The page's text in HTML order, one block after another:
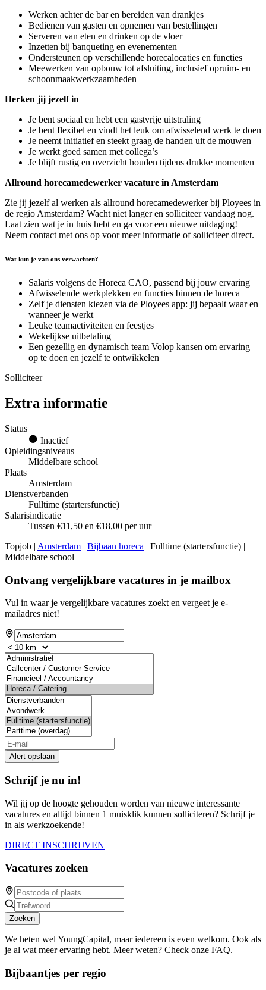
Werken achter de bar en bereiden van drankjes
Bedienen van gasten en opnemen van bestellingen
Serveren van eten en drinken op de vloer
Inzetten bij banqueting en evenementen
Ondersteunen op verschillende horecalocaties en functies
Meewerken van opbouw tot afsluiting, inclusief opruim- en
schoonmaakwerkzaamheden
Herken jij jezelf in
Je bent sociaal en hebt een gastvrije uitstraling
Je bent flexibel en vindt het leuk om afwisselend werk te doen
Je neemt initiatief en steekt graag de handen uit de mouwen
Je werkt goed samen met collega’s
Je blijft rustig en overzicht houden tijdens drukke momenten
Allround horecamedewerker vacature in Amsterdam
Zie jij jezelf al werken als allround horecamedewerker bij Ployees in
de regio Amsterdam? Wacht niet langer en solliciteer vandaag nog.
Laat zien wat je in huis hebt en ga voor een nieuwe uitdaging!
Neem contact met ons op voor meer informatie of solliciteer direct.
Wat kun je van ons verwachten?
Salaris volgens de Horeca CAO, passend bij jouw ervaring
Afwisselende werkplekken en functies binnen de horeca
Zelf je diensten kiezen via de Ployees app: jij bepaalt waar en
wanneer je werkt
Leuke teamactiviteiten en feestjes
Wekelijkse uitbetaling
Een gezellig en dynamisch team Volop kansen om ervaring
op te doen en jezelf te ontwikkelen
Solliciteer
Extra informatie
Status
Inactief
Opleidingsniveaus
Middelbare school
Plaats
Amsterdam
Dienstverbanden
Fulltime (startersfunctie)
Salarisindicatie
Tussen €11,50 en €18,00 per uur
Topjob | Amsterdam | Bijbaan horeca | Fulltime (startersfunctie) |
Middelbare school
Ontvang vergelijkbare vacatures in je mailbox
Vul in waar je vergelijkbare vacatures zoekt en vergeet je e-
mailadres niet!
If
you
are
a
human,
ignore
this
field
Alert opslaan
Schrijf je nu in!
Wil jij op de hoogte gehouden worden van nieuwe interessante
vacatures en altijd binnen 1 muisklik kunnen solliciteren? Schrijf je
in als werkzoekende!
DIRECT INSCHRIJVEN
Vacatures zoeken
Zoeken
We heten wel YoungCapital, maar iedereen is even welkom. Ook als
je al wat meer ervaring hebt. Meer weten? Check onze FAQ.
Bijbaantjes per regio